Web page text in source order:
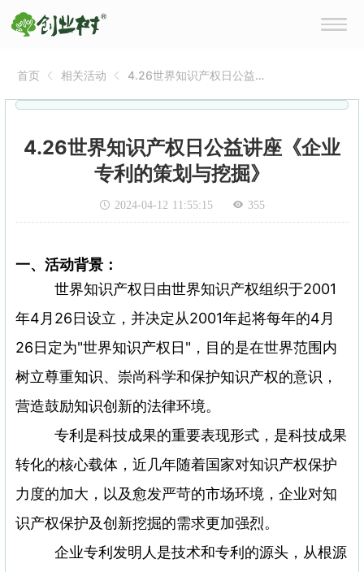
首页 相关活动
4.26世界知识产权日公益讲
掘》
4.26世界知识产权日公益讲座《企业
专利的策划与挖掘》
2024-04-12 11:55:15 355
一、活动背景：
世界知识产权日由世界知识产权组织于2001
年4月26日设立，并决定从2001年起将每年的4月
26日定为"世界知识产权日"，目的是在世界范围内
树立尊重知识、崇尚科学和保护知识产权的意识，
营造鼓励知识创新的法律环境。
专利是科技成果的重要表现形式，是科技成果
转化的核心载体，近几年随着国家对知识产权保护
力度的加大，以及愈发严苛的市场环境，企业对知
识产权保护及创新挖掘的需求更加强烈。
企业专利发明人是技术和专利的源头，从根源